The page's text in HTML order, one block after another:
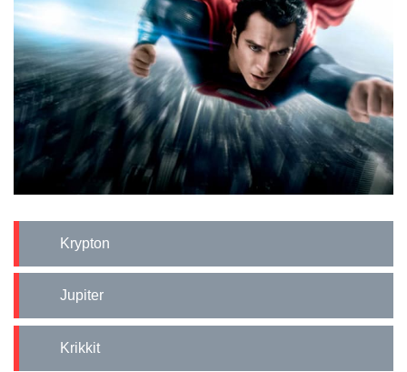
Krypton
Jupiter
Krikkit